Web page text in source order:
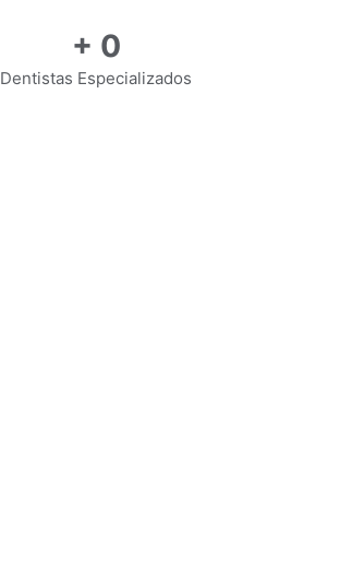
+ 0
Dentistas Especializados